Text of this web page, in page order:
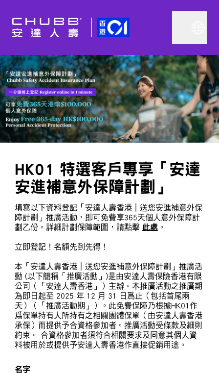
HK01 特選客戶專享「安達
安進補意外保障計劃」
填寫以下資料登記「安達人壽香港｜送您安進補意外保
障計劃」推廣活動，即可免費享365天個人意外保障計
劃乙份。詳細計劃保障範圍，請點擊 此處 。
立即登記！名額先到先得！ ​
本「安達人壽香港｜送您安進補意外保障計劃」推廣活
動 (以下簡稱「推廣活動」)是由安達人壽保險香港有限
公司（「安達人壽香港」）主辦。本推廣活動之推廣期
為即日起至 2025 年 12 月 31 日爲止（包括首尾兩
天）（「推廣活動期」）。此免費保障乃根據HK01作
爲保單持有人所持有之相關團體保單（由安達人壽香港
承保）而提供予合資格參加者。推廣活動受條款及細則
約束。 合資格參加者須符合相關要求及同意其個人資
料被用於或提供予安達人壽香港作直接促銷用途。
名字